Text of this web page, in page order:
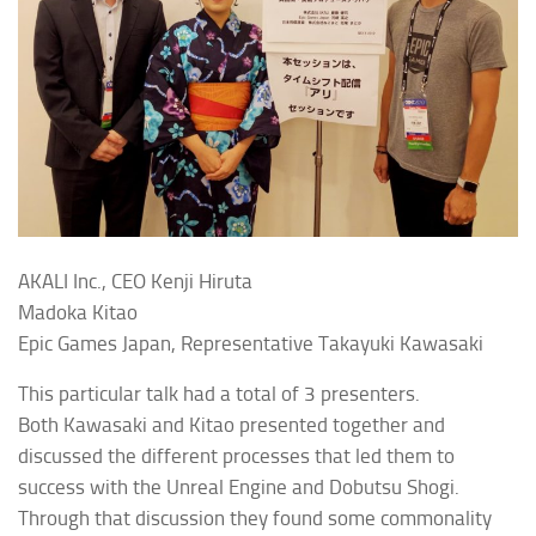
AKALI Inc., CEO Kenji Hiruta
Madoka Kitao
Epic Games Japan, Representative Takayuki Kawasaki
This particular talk had a total of 3 presenters.
Both Kawasaki and Kitao presented together and
discussed the different processes that led them to
success with the Unreal Engine and Dobutsu Shogi.
Through that discussion they found some commonality